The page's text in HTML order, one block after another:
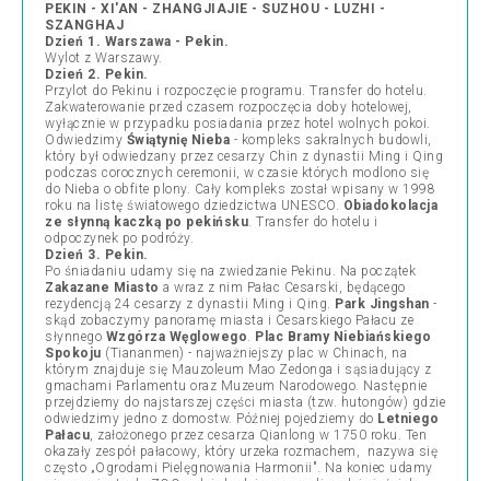
PEKIN - XI'AN - ZHANGJIAJIE - SUZHOU - LUZHI -
SZANGHAJ
Dzień 1. Warszawa - Pekin.
Wylot z Warszawy.
Dzień 2. Pekin.
Przylot do Pekinu i rozpoczęcie programu. Transfer do hotelu.
Zakwaterowanie przed czasem rozpoczęcia doby hotelowej,
wyłącznie w przypadku posiadania przez hotel wolnych pokoi.
Odwiedzimy Świątynię Nieba - kompleks sakralnych budowli,
który był odwiedzany przez cesarzy Chin z dynastii Ming i Qing
podczas corocznych ceremonii, w czasie których modlono się
do Nieba o obfite plony. Cały kompleks został wpisany w 1998
roku na listę światowego dziedzictwa UNESCO. Obiadokolacja
ze słynną kaczką po pekińsku. Transfer do hotelu i
odpoczynek po podróży.
Dzień 3. Pekin.
Po śniadaniu udamy się na zwiedzanie Pekinu. Na początek
Zakazane Miasto a wraz z nim Pałac Cesarski, będącego
rezydencją 24 cesarzy z dynastii Ming i Qing. Park Jingshan -
skąd zobaczymy panoramę miasta i Cesarskiego Pałacu ze
słynnego Wzgórza Węglowego. Plac Bramy Niebiańskiego
Spokoju (Tiananmen) - najważniejszy plac w Chinach, na
którym znajduje się Mauzoleum Mao Zedonga i sąsiadujący z
gmachami Parlamentu oraz Muzeum Narodowego. Następnie
przejdziemy do najstarszej części miasta (tzw. hutongów) gdzie
odwiedzimy jedno z domostw. Później pojedziemy do Letniego
Pałacu, założonego przez cesarza Qianlong w 1750 roku. Ten
okazały zespół pałacowy, który urzeka rozmachem, nazywa się
często „Ogrodami Pielęgnowania Harmonii". Na koniec udamy